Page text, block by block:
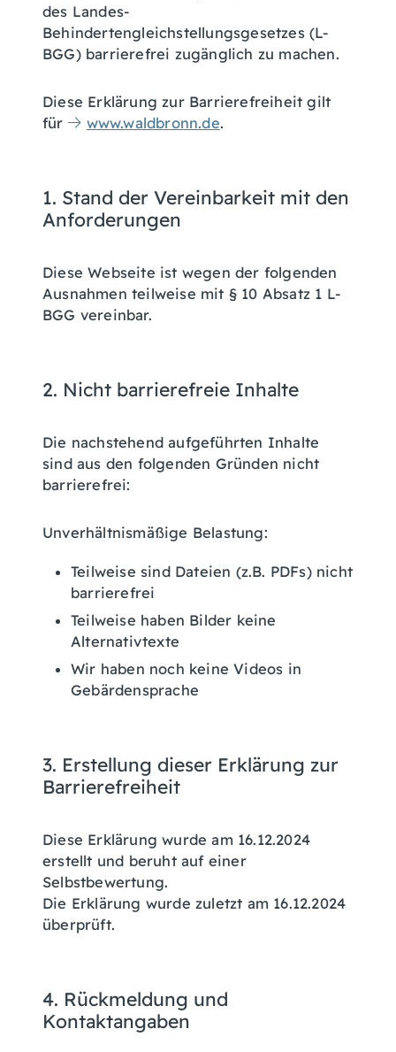
des Landes-
Behindertengleichstellungsgesetzes (L-
BGG) barrierefrei zugänglich zu machen.
Diese Erklärung zur Barrierefreiheit gilt
für
www.waldbronn.de.
1. Stand der Vereinbarkeit mit den
Anforderungen
Diese Webseite ist wegen der folgenden
Ausnahmen teilweise mit § 10 Absatz 1 L-
BGG vereinbar.
2. Nicht barrierefreie Inhalte
Die nachstehend aufgeführten Inhalte
sind aus den folgenden Gründen nicht
barrierefrei:
Unverhältnismäßige Belastung:
Teilweise sind Dateien (z.B. PDFs) nicht
barrierefrei
Teilweise haben Bilder keine
Alternativtexte
Wir haben noch keine Videos in
Gebärdensprache
3. Erstellung dieser Erklärung zur
Barrierefreiheit
Diese Erklärung wurde am 16.12.2024
erstellt und beruht auf einer
Selbstbewertung.
Die Erklärung wurde zuletzt am 16.12.2024
überprüft.
4. Rückmeldung und
Kontaktangaben